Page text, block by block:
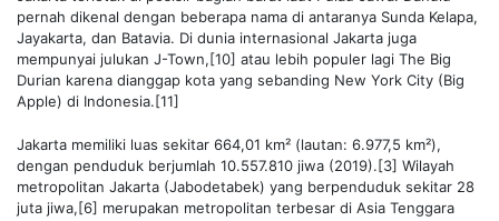
pernah dikenal dengan beberapa nama di antaranya Sunda Kelapa,
Jayakarta, dan Batavia. Di dunia internasional Jakarta juga
mempunyai julukan J-Town,[10] atau lebih populer lagi The Big
Durian karena dianggap kota yang sebanding New York City (Big
Apple) di Indonesia.[11]
Jakarta memiliki luas sekitar 664,01 km² (lautan: 6.977,5 km²),
dengan penduduk berjumlah 10.557.810 jiwa (2019).[3] Wilayah
metropolitan Jakarta (Jabodetabek) yang berpenduduk sekitar 28
juta jiwa,[6] merupakan metropolitan terbesar di Asia Tenggara